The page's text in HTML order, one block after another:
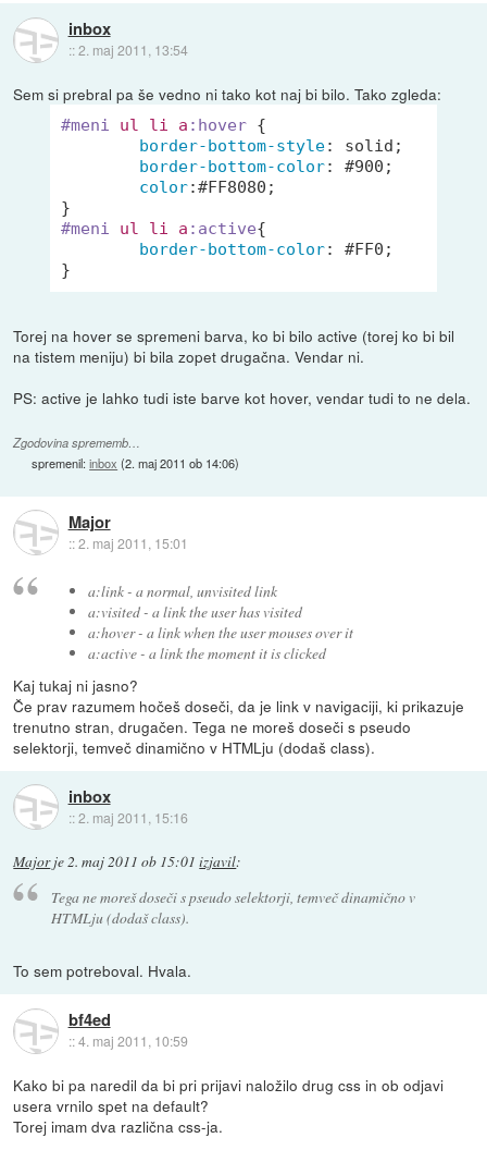
inbox
::2. maj 2011, 13:54
Sem si prebral pa še vedno ni tako kot naj bi bilo. Tako zgleda:
#meni ul li a :hover {
border-bottom-style: solid;
border-bottom-color: #900 ;
color:#FF8080 ;
#meni
ul li a :active{
border-bottom-color: #FF0 ;
}
Torej na hover se spremeni barva, ko bi bilo active (torej ko bi bil
na tistem meniju) bi bila zopet drugačna. Vendar ni.
PS: active je lahko tudi iste barve kot hover, vendar tudi to ne dela.
Zgodovina sprememb…
spremenil:inbox (2. maj 2011 ob 14:06)
Major
::2. maj 2011, 15:01
a:link - a normal, unvisited link
a:visited - a link the user has visited
a:hover - a link when the user mouses over it
a:active - a link the moment it is clicked
Kaj tukaj ni jasno?
Če prav razumem hočeš doseči, da je link v navigaciji, ki prikazuje
trenutno stran, drugačen. Tega ne moreš doseči s pseudo
selektorji, temveč dinamično v HTMLju (dodaš class).
inbox
::2. maj 2011, 15:16
Majorje 2. maj 2011 ob 15:01 izjavil:
Tega ne moreš doseči s pseudo selektorji, temveč dinamično v
HTMLju (dodaš class).
To sem potreboval. Hvala.
bf4ed
::4. maj 2011, 10:59
Kako bi pa naredil da bi pri prijavi naložilo drug css in ob odjavi
usera vrnilo spet na default?
Torej imam dva različna css-ja.